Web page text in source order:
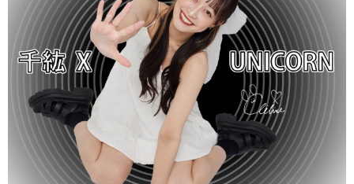
1.分期款項不併入電信帳單，「大哥付你分期」於每月結算日後寄送繳費提
醒簡訊。
2.透過簡訊連結打開帳單後，可選擇「超商條碼／台灣大直營門市／銀行轉
帳／街口支付／iPASS MONEY」等通路繳費。
1.本服務係由「台灣大哥大股份有限公司」（以下簡稱本公司）所提供，讓
用戶於交易時，得透過本服務購買商品或服務，並由商店將買賣／分期付款
買賣價金債權讓與本公司後，依約使用本公司帳單繳交帳款。
2.基於同意付款使用「大哥付你分期」之契約關係目的，商店將以您的個人
資料（包含姓名、電話或地址）提供予台灣大哥大進項蒐集、處理及利用，
由本公司與您本人進行分期帳單所需資料之確認、核對及更正。
3.完整用戶服務條款，請詳閱以下連結：
https://oppay.tw/userRule
【「AFTEE先享後付」結帳流程】
１．於結帳方式選擇「AFTEE先享後付」後，將跳轉至「AFTEE先享後付」
結帳頁面，進行簡訊認證並確認金額後，即可完成結帳。
２．訂單成立數日內，您將收到繳費通知簡訊。
３．收到繳費通知簡訊後14天內，點擊此簡訊中的連結，可透過四大超商／
ATM／網路銀行／等多元方式進行付款，方視為交易完成。
※ 請注意：結帳手續完成當下不需立刻繳費，但若您需要取消訂單，請聯絡
購買商品的店家。未經商家同意取消之訂單仍視為有效，需透過AFTEE先享
後付繳納相關費用。
※ 交易是否成功請以「AFTEE先享後付 」之結帳頁面顯示為準，若有關於
是否繳費成功／繳費後需取消欲退款等相關疑問，請聯繫「AFTEE先享後付
客戶支援中心」https://netprotections.freshdesk.com/support/home
每筆NT$70，滿NT$1,000(含以上)免運費
付款後全家取貨
每筆NT$70，滿NT$899(含以上)免運費
7-11取貨（物流比較快）
每筆NT$70，滿NT$1,000(含以上)免運費
付款後7-11取貨(出貨較快)
每筆NT$70，滿NT$899(含以上)免運費